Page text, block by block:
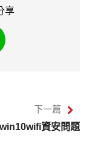
享
下一篇
資安問題